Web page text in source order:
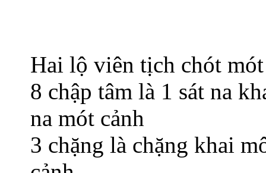
Hai lộ viên tịch chót
8 chập tâm là 1 sát na
na mót cảnh
3 chặng là chặng khai